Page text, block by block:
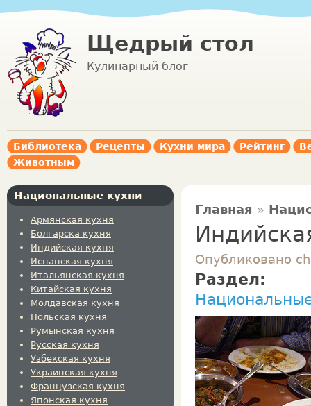
Щедрый стол
Кулинарный блог
Библиотека Рецепты Кухни мира Рейтинг
Животным
Национальные кухни
Армянская кухня
Болгарска кухня
Индийская кухня
Испанская кухня
Итальянская кухня
Китайская кухня
Молдавская кухня
Польская кухня
Румынская кухня
Русская кухня
Узбекская кухня
Украинская кухня
Французская кухня
Японская кухня
Главная »
Опубликовано
Раздел: